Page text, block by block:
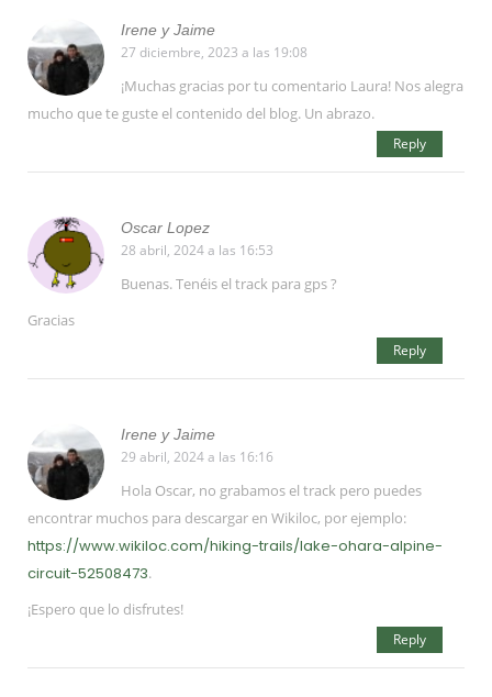
Irene y Jaime
27 diciembre, 2023 a las 19:08
¡Muchas gracias por tu comentario Laura! Nos alegra
mucho que te guste el contenido del blog. Un abrazo.
Reply
Oscar Lopez
28 abril, 2024 a las 16:53
Buenas. Tenéis el track para gps ?
Gracias
Reply
Irene y Jaime
29 abril, 2024 a las 16:16
Hola Oscar, no grabamos el track pero puedes
encontrar muchos para descargar en Wikiloc, por ejemplo:
https://www.wikiloc.com/hiking-trails/lake-ohara-alpine-
circuit-52508473.
¡Espero que lo disfrutes!
Reply